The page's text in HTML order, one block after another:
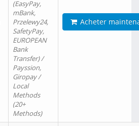
(EasyPay,
mBank,
Przelewy24,
SafetyPay,
EUROPEAN
Bank
Transfer) /
Payssion,
Giropay /
Local
Methods
(20+
Methods)
Acheter